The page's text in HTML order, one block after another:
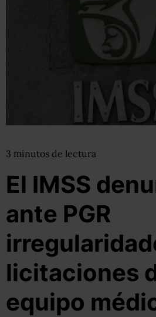
3 minutos de lectura
El IMSS
ante PGR
licitaciones
equipo